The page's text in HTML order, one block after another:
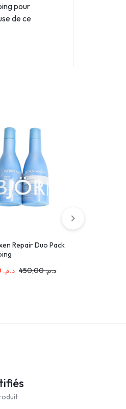
pour
de ce
Repair Duo Pack
د.م. د.م.450,00